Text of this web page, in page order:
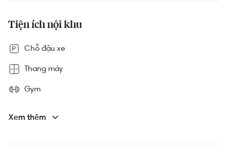
Tiện ích nội khu
Chỗ đậu xe
Thang máy
Gym
Xem thêm